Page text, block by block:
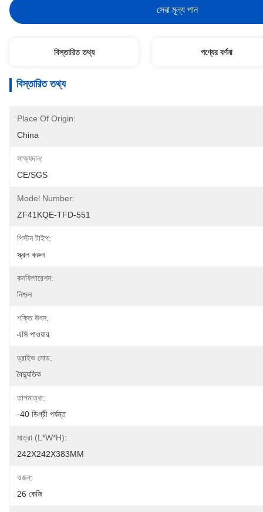
সেরা মূল্য পান
বিস্তারিত তথ্য পণ্যের বর্ণনা
বিস্তারিত তথ্য
Place Of Origin:
China
সাক্ষ্যদান:
CE/SGS
Model Number:
ZF41KQE-TFD-551
পিস্টন টাইপ:
স্ক্রল করুন
কনফিগারেশন:
নিশ্চল
শক্তি উৎস:
এসি পাওয়ার
ড্রাইভ মোড:
বৈদ্যুতিক
তাপমাত্রা:
-40 ডিগ্রী পর্যন্ত
মাত্রা (l*w*h):
242X242X383MM
ওজন:
26 কেজি